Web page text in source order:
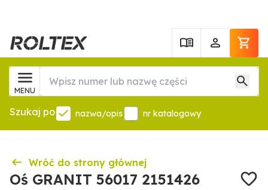
MENU
Szukaj po nazwa/opis nr katalogowy
Wróć do strony głównej
Oś GRANIT 56017 2151426